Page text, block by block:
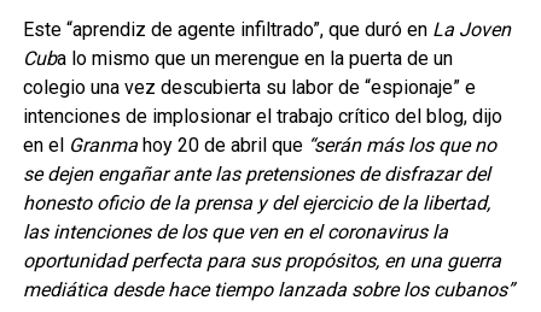
Este “aprendiz de agente infiltrado”, que duró en La Joven
Cuba lo mismo que un merengue en la puerta de un
colegio una vez descubierta su labor de “espionaje” e
intenciones de implosionar el trabajo crítico del blog, dijo
en el Granmahoy 20 de abril que “serán más los que no
se dejen engañar ante las pretensiones de disfrazar del
honesto oficio de la prensa y del ejercicio de la libertad,
las intenciones de los que ven en el coronavirus la
oportunidad perfecta para sus propósitos, en una guerra
mediática desde hace tiempo lanzada sobre los cubanos”